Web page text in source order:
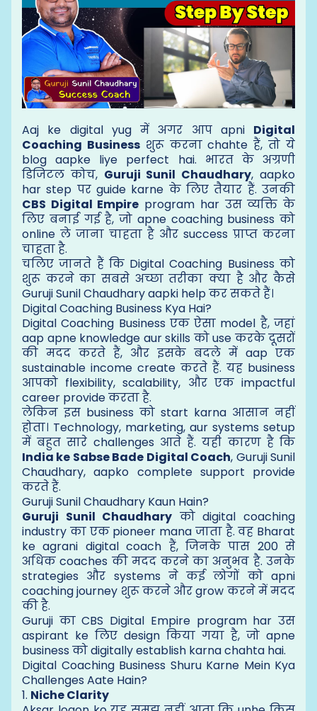
Aaj ke digital yug में अगर आप apni Digital
Coaching Businessशुरू करना chahte हैं, तो ये
blog aapke liye perfect hai. भारत के अग्रणी
डिजिटल कोच, Guruji Sunil Chaudhary, aapko
har step पर guide karne के लिए तैयार हैं. उनकी
CBS Digital Empire program har उस व्यक्ति के
लिए बनाई गई है, जो apne coaching business को
online ले जाना चाहता है और success प्राप्त करना
चाहता है.
चलिए जानते हैं कि Digital Coaching Business को
शुरू करने का सबसे अच्छा तरीका क्या है और कैसे
Guruji Sunil Chaudhary aapki help कर सकते हैं।
Digital Coaching Business Kya Hai?
Digital Coaching Business एक ऐसा model है, जहां
aap apne knowledge aur skills को use करके दूसरों
की मदद करते हैं, और इसके बदले में aap एक
sustainable income create करते हैं. यह business
आपको flexibility, scalability, और एक impactful
career provide करता है.
लेकिन इस business को start karna आसान नहीं
होता। Technology, marketing, aur systems setup
में बहुत सारे challenges आते हैं. यही कारण है कि
India ke Sabse Bade Digital Coach, Guruji Sunil
Chaudhary, aapko complete support provide
करते हैं.
Guruji Sunil Chaudhary Kaun Hain?
Guruji Sunil Chaudhary को digital coaching
industry का एक pioneer mana जाता है. वह Bharat
ke agrani digital coach हैं, जिनके पास 200 से
अधिक coaches की मदद करने का अनुभव है. उनके
strategies और systems ने कई लोगों को apni
coaching journey शुरू करने और grow करने में मदद
की है.
Guruji का CBS Digital Empire program har उस
aspirant ke लिए design किया गया है, जो apne
business को digitally establish karna chahta hai.
Digital Coaching Business Shuru Karne Mein Kya
Challenges Aate Hain?
1. Niche Clarity